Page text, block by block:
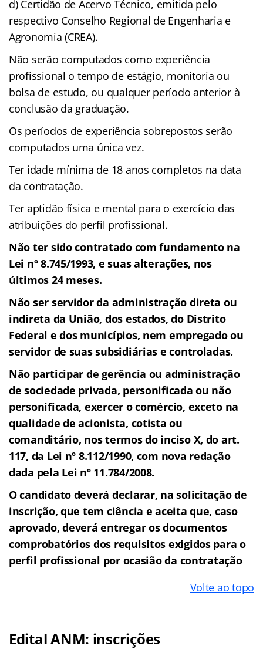
d) Certidão de Acervo Técnico, emitida pelo
respectivo Conselho Regional de Engenharia e
Agronomia (CREA).
Não serão computados como experiência
profissional o tempo de estágio, monitoria ou
bolsa de estudo, ou qualquer período anterior à
conclusão da graduação.
Os períodos de experiência sobrepostos serão
computados uma única vez.
Ter idade mínima de 18 anos completos na data
da contratação.
Ter aptidão física e mental para o exercício das
atribuições do perfil profissional.
Não ter sido contratado com fundamento na
Lei nº 8.745/1993, e suas alterações, nos
últimos 24 meses.
Não ser servidor da administração direta ou
indireta da União, dos estados, do Distrito
Federal e dos municípios, nem empregado ou
servidor de suas subsidiárias e controladas.
Não participar de gerência ou administração
de sociedade privada, personificada ou não
personificada, exercer o comércio, exceto na
qualidade de acionista, cotista ou
comanditário, nos termos do inciso X, do art.
117, da Lei nº 8.112/1990, com nova redação
dada pela Lei nº 11.784/2008.
O candidato deverá declarar, na solicitação de
inscrição, que tem ciência e aceita que, caso
aprovado, deverá entregar os documentos
comprobatórios dos requisitos exigidos para o
perfil profissional por ocasião da contratação
Volte ao topo
Edital ANM: inscrições